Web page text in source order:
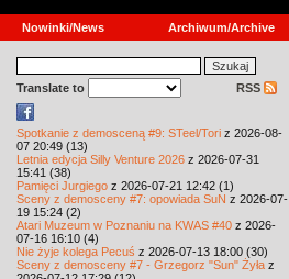
Nowinki/News Archiwum/Archive
Translate to RSS
Spotkanie z demosceną #9: STeel/Tori z 2026-08-
07 20:49 (13)
Letnia edycja Silly Venture 2026 z 2026-07-31
15:41 (38)
Pamięci Jurgiego z 2026-07-21 12:42 (1)
Sceny z demosceny #7: opowiada SuN z 2026-07-
19 15:24 (2)
Atari Muzeum w Poznaniu na KWAS #40 z 2026-
07-16 16:10 (4)
Nie żyje kolega Pecuś z 2026-07-13 18:00 (30)
Sceny z demosceny #7 - Grzegorz "Sun" Żyła z